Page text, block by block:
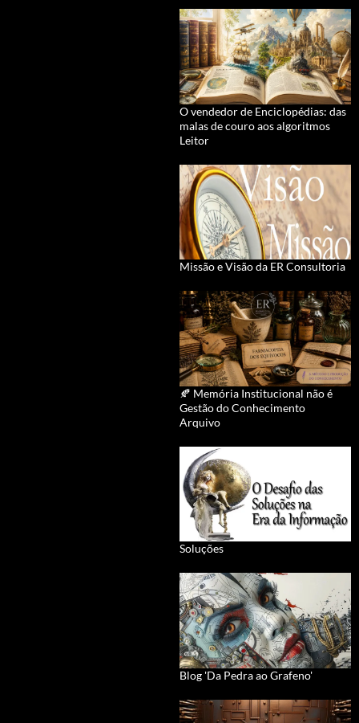
O vendedor de Enciclopédias: das
malas de couro aos algoritmos
Leitor
Missão e Visão da ER Consultoria
🍂 Memória Institucional não é
Gestão do Conhecimento
Arquivo
Soluções
Blog 'Da Pedra ao Grafeno'